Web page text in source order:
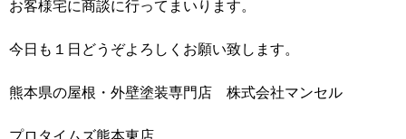
お客様宅に商談に行ってまいります。
今日も１日どうぞよろしくお願い致します。
熊本県の屋根・外壁塗装専門店 株式会社マンセル
プロタイムズ熊本東店